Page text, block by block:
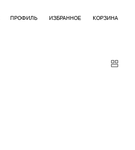
ПРОФИЛЬ ИЗБРАННОЕ КОРЗИНА